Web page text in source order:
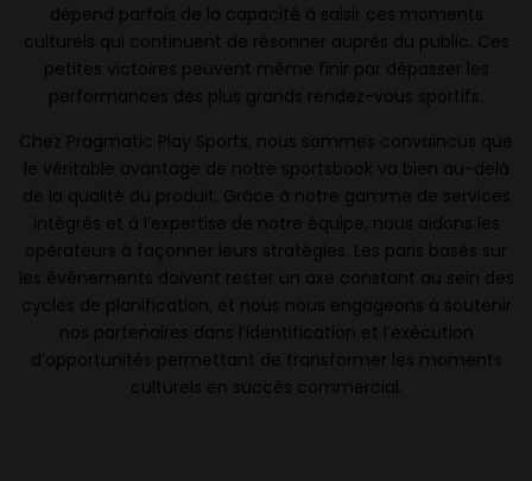
dépend parfois de la capacité à saisir ces moments
culturels qui continuent de résonner auprès du public. Ces
petites victoires peuvent même finir par dépasser les
performances des plus grands rendez-vous sportifs.
Chez Pragmatic Play Sports, nous sommes convaincus que
le véritable avantage de notre sportsbook va bien au-delà
de la qualité du produit. Grâce à notre gamme de services
intégrés et à l’expertise de notre équipe, nous aidons les
opérateurs à façonner leurs stratégies. Les paris basés sur
les événements doivent rester un axe constant au sein des
cycles de planification, et nous nous engageons à soutenir
nos partenaires dans l’identification et l’exécution
d’opportunités permettant de transformer les moments
culturels en succès commercial.